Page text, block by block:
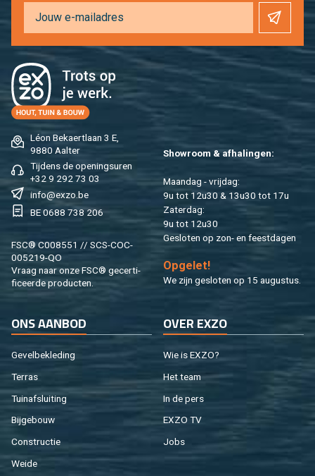
Léon Be­kaert­laan 3 E,
9880 Aal­ter
Tij­dens de ope­nings­uren
+32 9 292 73 03
info@​exzo.​be
BE 0688 738 206
FSC® C008551 // SCS-COC-
005219-QO
Vraag naar onze FSC® ge­cer­ti­
fi­ceer­de pro­duc­ten.
Show­room & af­ha­lin­gen:
Maan­dag - vrij­dag:
9u tot 12u30 & 13u30 tot 17u
Za­ter­dag:
9u tot 12u30
Ge­slo­ten op zon- en feest­da­gen
Op­ge­let!
We zijn ge­slo­ten op 15 au­gus­tus.
ONS AAN­BOD
Ge­vel­be­kle­ding
Ter­ras
Tuin­af­slui­ting
Bij­ge­bouw
Con­struc­tie
Weide
OVER EXZO
Wie is EXZO?
Het team
In de pers
EXZO TV
Jobs